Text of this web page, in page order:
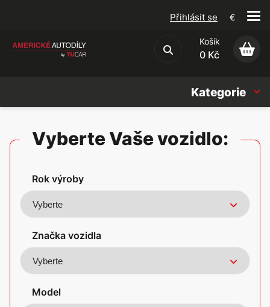
Obchodní podmínky
Přihlásit se €
Košík
0 Kč
Kategorie
Americké vozy
Vyberte Vaše vozidlo:
Rok výroby
Značka vozidla
Model